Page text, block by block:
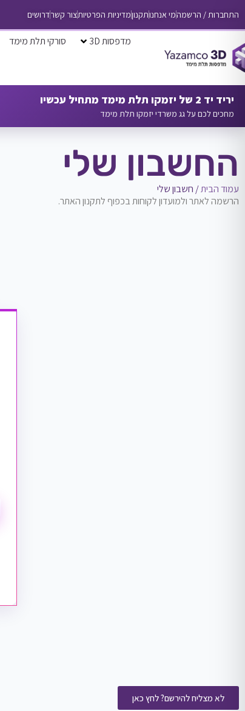
התחברות / הרשמהמי אנחנותקנוןמדיניות הפרטיותצור קשרדרושים
מדפסות 3D סורקי תלת מימד
יריד יד 2 של יזמקו תלת מימד מתחיל עכשיו
מחכים לכם על גג משרדי יזמקו תלת מימד
החשבון שלי
עמוד הבית/ חשבון שלי
הרשמה לאתר ולמועדון לקוחות בכפוף לתקנון האתר.
לא מצליח להירשם? לחץ כאן